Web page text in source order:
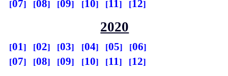
07 08 09 10 11 12
2020
01 02 03 04 05
06
07
08 09 10 11 12